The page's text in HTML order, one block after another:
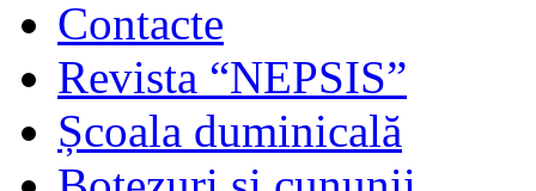
Contacte
Revista “NEPSIS”
Școala duminicală